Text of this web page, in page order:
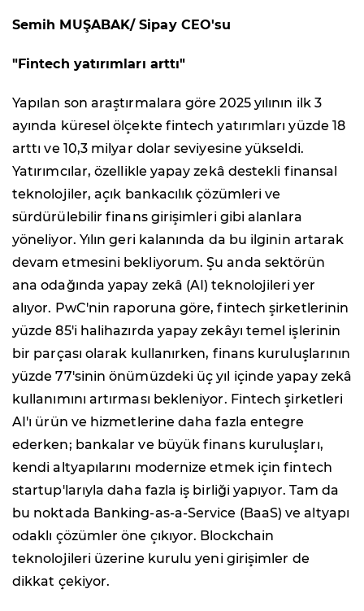
Semih MUŞABAK/ Sipay CEO'su
"Fintech yatırımları arttı"
Yapılan son araştırmalara göre 2025 yılının ilk 3
ayında küresel ölçekte fintech yatırımları yüzde 18
arttı ve 10,3 milyar dolar seviyesine yükseldi.
Yatırımcılar, özellikle yapay zekâ destekli finansal
teknolojiler, açık bankacılık çözümleri ve
sürdürülebilir finans girişimleri gibi alanlara
yöneliyor. Yılın geri kalanında da bu ilginin artarak
devam etmesini bekliyorum. Şu anda sektörün
ana odağında yapay zekâ (AI) teknolojileri yer
alıyor. PwC'nin raporuna göre, fintech şirketlerinin
yüzde 85'i halihazırda yapay zekâyı temel işlerinin
bir parçası olarak kullanırken, finans kuruluşlarının
yüzde 77'sinin önümüzdeki üç yıl içinde yapay zekâ
kullanımını artırması bekleniyor. Fintech şirketleri
AI'ı ürün ve hizmetlerine daha fazla entegre
ederken; bankalar ve büyük finans kuruluşları,
kendi altyapılarını modernize etmek için fintech
startup'larıyla daha fazla iş birliği yapıyor. Tam da
bu noktada Banking-as-a-Service (BaaS) ve altyapı
odaklı çözümler öne çıkıyor. Blockchain
teknolojileri üzerine kurulu yeni girişimler de
dikkat çekiyor.